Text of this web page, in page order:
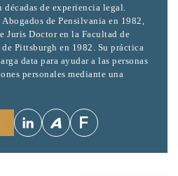
décadas de experiencia legal.
de Pensilvania en 1982,
Juris Doctor en la Facultad de
Pittsburgh en 1982. Su práctica
data para ayudar a las personas
personales mediante una